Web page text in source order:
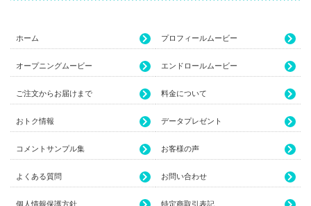
ホーム プロフィールムービー
オープニングムービー エンドロールムービー
ご注文からお届けまで 料金について
おトク情報 データプレゼント
コメントサンプル集 お客様の声
よくある質問 お問い合わせ
個人情報保護方針 特定商取引表記